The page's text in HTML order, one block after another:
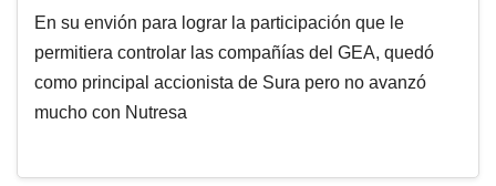
En su envión para lograr la participación que le
permitiera controlar las compañías del GEA, quedó
como principal accionista de Sura pero no avanzó
mucho con Nutresa